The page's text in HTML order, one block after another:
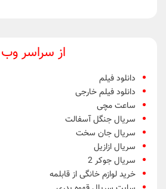
از سراسر وب
دانلود فیلم
دانلود فیلم خارجی
ساعت مچی
سریال جنگل آسفالت
سریال جان سخت
سریال ازازیل
سریال جوکر 2
خرید لوازم خانگی از قابلمه